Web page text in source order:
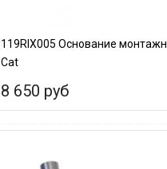
119RIX005 Основание монтажн.
Cat
8 650 руб